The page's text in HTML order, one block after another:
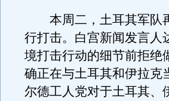
本周二，土耳其军队
行打击。白宫新闻发言人
境打击行动的细节前拒绝
确正在与土耳其和伊拉克
尔德工人党对于土耳其、